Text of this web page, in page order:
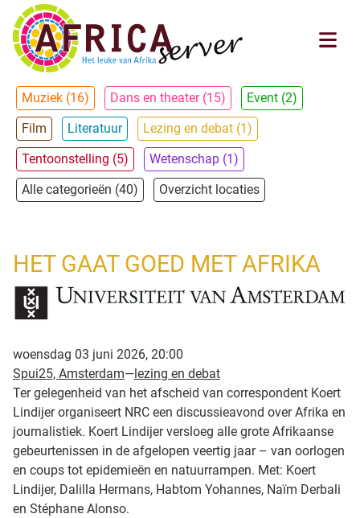
Muziek (16) Dans en theater (15)
Event (2)
Film
Literatuur
Lezing en debat (1)
Tentoonstelling (5)
Wetenschap (1)
Alle categorieën (40)
Overzicht locaties
HET GAAT GOED MET AFRIKA
woensdag 03 juni 2026, 20:00
Spui25, Amsterdam— lezing en debat
Ter gelegenheid van het afscheid van correspondent Koert
Lindijer organiseert NRC een discussieavond over Afrika en
journalistiek. Koert Lindijer versloeg alle grote Afrikaanse
gebeurtenissen in de afgelopen veertig jaar – van oorlogen
en coups tot epidemieën en natuurrampen. Met: Koert
Lindijer, Dalilla Hermans, Habtom Yohannes, Naïm Derbali
en Stéphane Alonso.